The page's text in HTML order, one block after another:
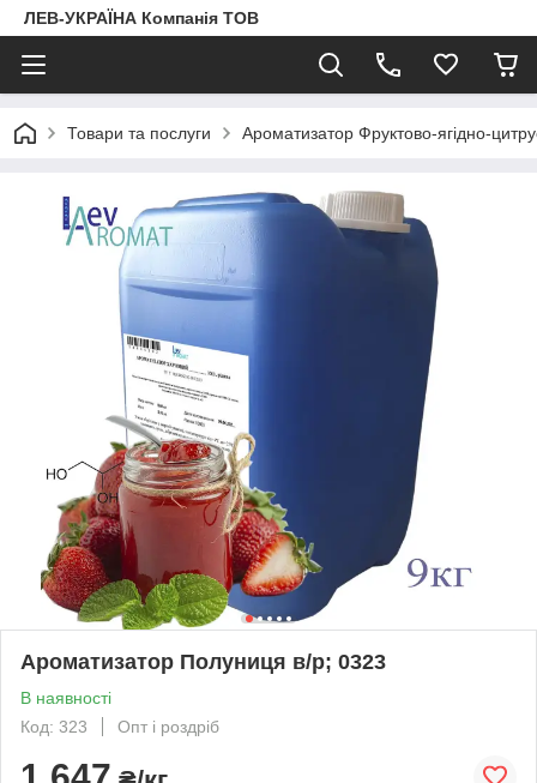
ЛЕВ-УКРАЇНА Компанія ТОВ
Товари та послуги Ароматизатор Фруктово-ягідно-
Ароматизатор Полуниця в/р; 0323
В наявності
Код: 323
Опт і роздріб